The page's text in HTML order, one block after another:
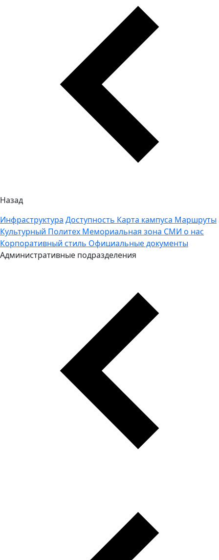
Назад
Инфраструктура Доступность Карта кампуса Маршруты
Культурный Политех Мемориальная зона СМИ о нас
Корпоративный стиль Официальные документы
Административные подразделения